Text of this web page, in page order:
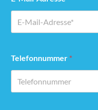
Telefonnummer *